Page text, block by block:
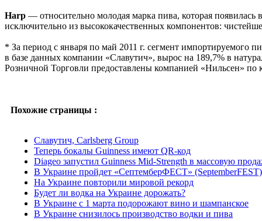
Harp — относительно молодая марка пива, которая
исключительно из высококачественных компонентов:
* За период с января по май 2011 г. сегмент импортируемого
в базе данных компании «Славутич», вырос на 189,7% в
Розничной Торговли предоставлены компанией «Нильсен» по
Похожие страницы :
Славутич, Carlsberg Group
Теперь бокалы Guinness имеют QR-код
Diageo запустил Guinness Mid-Strength в массовую
В Украине пройдет «СептемберФЕСТ» (SeptemberFEST)
На Украине повторили мировой рекорд
Будет ли водка на Украине дорожать?
В Украине с 1 марта подорожают вино и шампанское
В Украине снизилось производство водки и пива